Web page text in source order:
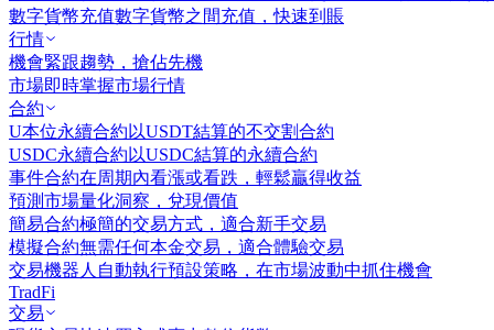
數字貨幣充值數字貨幣之間充值，快速到賬
行情
機會緊跟趨勢，搶佔先機
市場即時掌握市場行情
合約
U本位永續合約 以USDT結算的不交割合約
USDC永續合約 以USDC結算的永續合約
事件合約在周期內看漲或看跌，輕鬆贏得收益
預測市場量化洞察，兌現價值
簡易合約極簡的交易方式，適合新手交易
模擬合約無需任何本金交易，適合體驗交易
交易機器人 自動執行預設策略，在市場波動中抓住機會
TradFi
交易